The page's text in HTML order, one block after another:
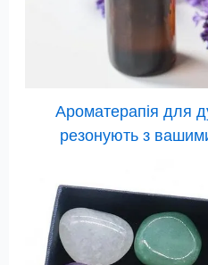
Ароматерапія для
резонують з